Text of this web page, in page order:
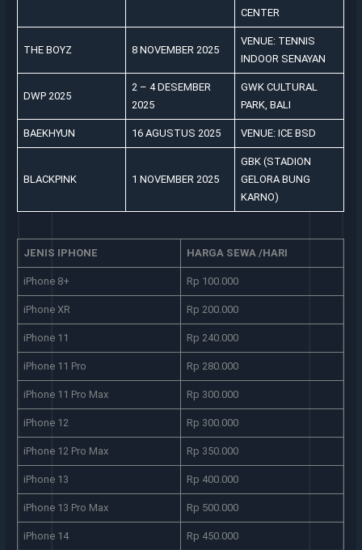
CENTER
THE BOYZ 8 NOVEMBER 2025
VENUE: TENNIS
INDOOR SENAYAN
DWP 2025
2 – 4 DESEMBER
2025
GWK CULTURAL
PARK, BALI
BAEKHYUN 16 AGUSTUS 2025 VENUE: ICE BSD
BLACKPINK 1 NOVEMBER 2025
GBK (STADION
GELORA BUNG
KARNO)
JENIS IPHONE HARGA SEWA /HARI
iPhone 8+ Rp 100.000
iPhone XR Rp 200.000
iPhone 11 Rp 240.000
iPhone 11 Pro Rp 280.000
iPhone 11 Pro Max Rp 300.000
iPhone 12 Rp 300.000
iPhone 12 Pro Max Rp 350.000
iPhone 13 Rp 400.000
iPhone 13 Pro Max Rp 500.000
iPhone 14 Rp 450.000